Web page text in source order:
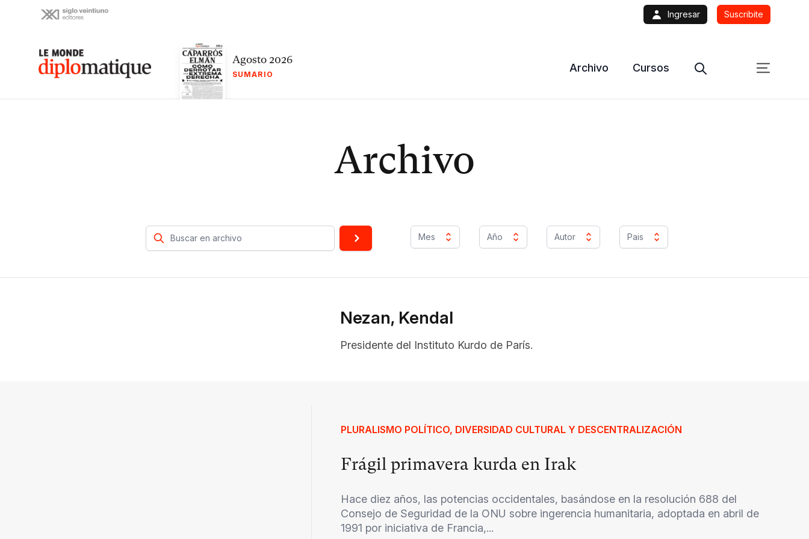
Ingresar Suscribite
Le monde diplomatique Agosto 2026
SUMARIO
Archivo Cursos
Archivo
Mes Año Autor Pais
Nezan, Kendal
Presidente del Instituto Kurdo de París.
PLURALISMO POLÍTICO, DIVERSIDAD CULTURAL Y DESCENTRALIZACIÓN
Frágil primavera kurda en Irak
Hace diez años, las potencias occidentales, basándose en la resolución 688 del
Consejo de Seguridad de la ONU sobre ingerencia humanitaria, adoptada en abril de
1991 por iniciativa de Francia,...